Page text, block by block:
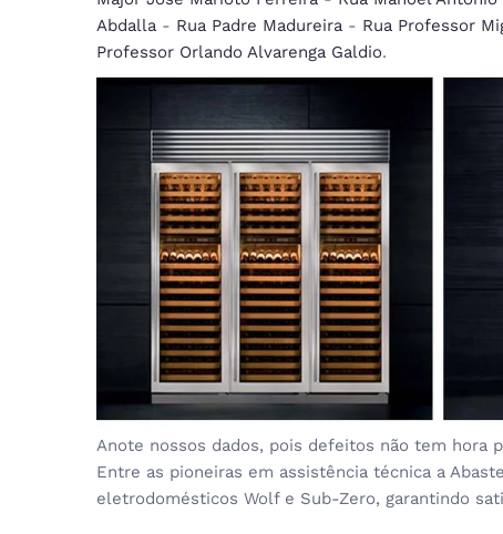
Abdalla - Rua Padre Madureira - Rua Professor
Professor Orlando Alvarenga Galdio.
Anote nossos dados, pois defeitos não tem hora
Entre as pioneiras em assistência técnica a
eletrodomésticos Wolf e Sub-Zero, garantindo